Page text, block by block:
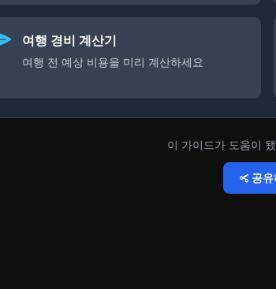
여행 경비 계산기
여행 전 예상 비용을 미리 계산하세요
이 가이드가 도움이
공